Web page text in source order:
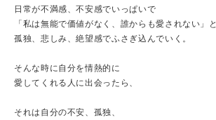
日常が不満感、不安感でいっぱいで
「私は無能で価値がなく、誰からも愛されない」と
孤独、悲しみ、絶望感でふさぎ込んでいく。
そんな時に自分を情熱的に
愛してくれる人に出会ったら、
それは自分の不安、孤独、